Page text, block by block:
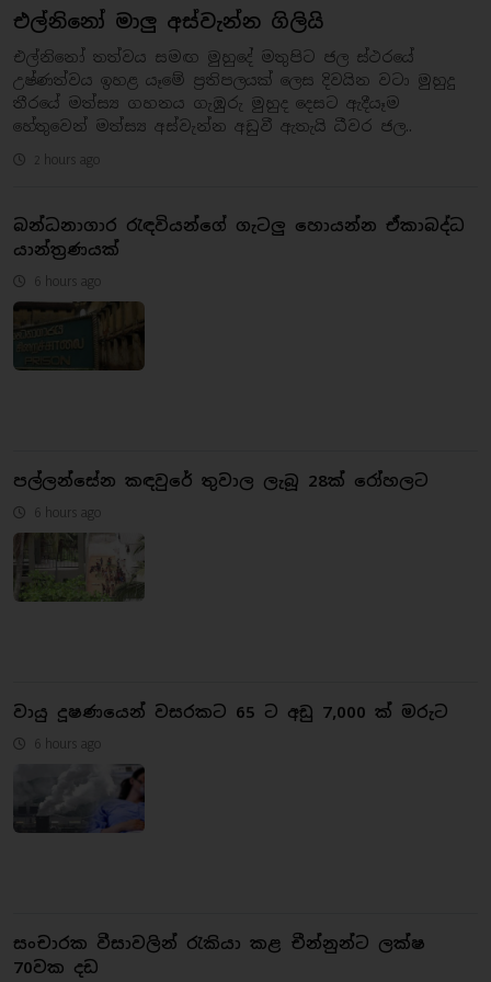
එල්නිනෝ මාලු අස්වැන්න ගිලියි
එල්නිනෝ තත්වය සමඟ මුහුදේ මතුපිට ජල ස්ථරයේ
උෂ්ණත්වය ඉහළ යෑමේ ප්‍රතිපලයක් ලෙස දිවයින වටා මුහුදු
තීරයේ මත්ස්‍ය ගහනය ගැඹුරු මුහුද දෙසට ඇදීයෑම
හේතුවෙන් මත්ස්‍ය අස්වැන්න අඩුවී ඇතැයි ධීවර ජල..
2 hours ago
බන්ධනාගාර රැඳවියන්ගේ ගැටලු හොයන්න ඒකාබද්ධ
යාන්ත්‍රණයක්
6 hours ago
පල්ලන්සේන කඳවුරේ තුවාල ලැබූ 28ක් රෝහලට
6 hours ago
වායු දූෂණයෙන් වසරකට 65 ට අඩු 7,000 ක් මරුට
6 hours ago
සංචාරක වීසාවලින් රැකියා කළ චීන්නුන්ට ලක්ෂ
70වක දඩ